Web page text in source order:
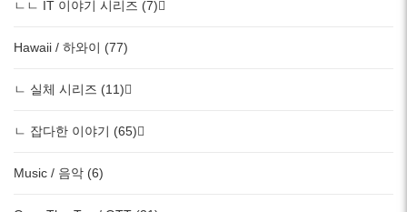
ㄴㄴ IT 이야기 시리즈 (7)
Hawaii / 하와이 (77)
ㄴ 실체 시리즈 (11)
ㄴ 잡다한 이야기 (65)
Music / 음악 (6)